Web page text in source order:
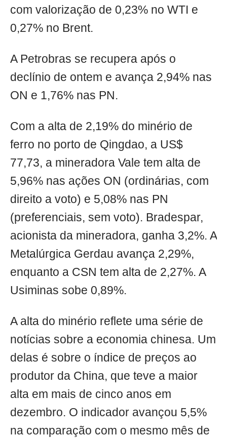
com valorização de 0,23% no WTI e
0,27% no Brent.
A Petrobras se recupera após o
declínio de ontem e avança 2,94% nas
ON e 1,76% nas PN.
Com a alta de 2,19% do minério de
ferro no porto de Qingdao, a US$
77,73, a mineradora Vale tem alta de
5,96% nas ações ON (ordinárias, com
direito a voto) e 5,08% nas PN
(preferenciais, sem voto). Bradespar,
acionista da mineradora, ganha 3,2%. A
Metalúrgica Gerdau avança 2,29%,
enquanto a CSN tem alta de 2,27%. A
Usiminas sobe 0,89%.
A alta do minério reflete uma série de
notícias sobre a economia chinesa. Um
delas é sobre o índice de preços ao
produtor da China, que teve a maior
alta em mais de cinco anos em
dezembro. O indicador avançou 5,5%
na comparação com o mesmo mês de